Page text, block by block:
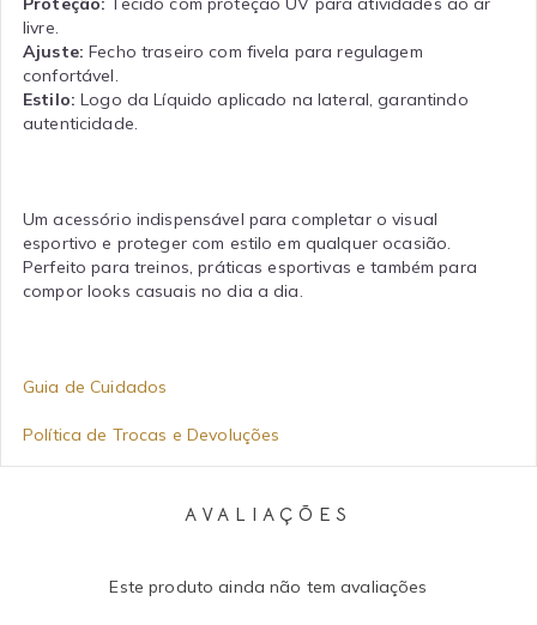
livre.
Ajuste: Fecho traseiro com fivela para regulagem
confortável.
Estilo: Logo da Líquido aplicado na lateral, garantindo
autenticidade.
Um acessório indispensável para completar o visual
esportivo e proteger com estilo em qualquer ocasião.
Perfeito para treinos, práticas esportivas e também para
compor looks casuais no dia a dia.
Guia de Cuidados
Política de Trocas e Devoluções
AVALIAÇÕES
Este produto ainda não tem avaliações